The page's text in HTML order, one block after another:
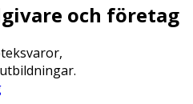
och företag